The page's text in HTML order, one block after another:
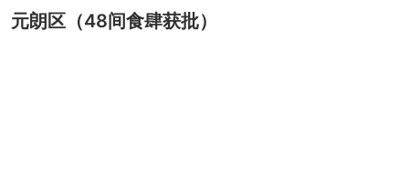
元朗区（48间食肆获批）